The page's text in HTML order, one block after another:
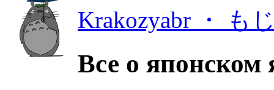
Krakozyabr ・ も
Все о японском